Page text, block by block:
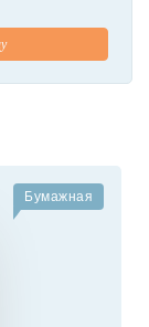
Бумажная